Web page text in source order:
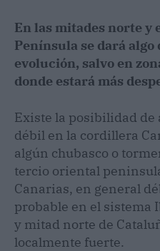
En las mitades norte y
Península se dará algo
evolución, salvo en
donde estará más
Existe la posibilidad
débil en la cordillera
algún chubasco o
tercio oriental
Canarias, en general
probable en el sistema
y mitad norte de
localmente fuerte.